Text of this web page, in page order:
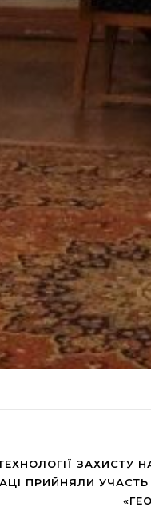
ЗАХИСТУ
ПРИЙНЯЛИ УЧАСТЬ